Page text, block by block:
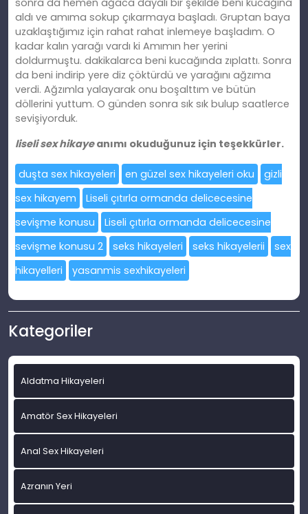
aldı ve amıma sokup çıkarmaya başladı. Gruptan baya
uzaklaştığımız için rahat rahat inlemeye başladım. O
kadar kalın yarağı vardı ki Amımın her yerini
doldurmuştu. dakikalarca beni kucağında zıplattı. Sonra
da beni indirip yere diz çöktürdü ve yarağını ağzıma
verdi. Ağzımla yalayarak onu boşalttım ve bütün
döllerini yuttum. O günden sonra sık sık bulup saatlerce
sevişiyorduk.
liseli sex hikayeanımı okuduğunuz için teşekkürler.
duşta sex hikayeleri en güzel sex hikayeleri oku
gizli
sex hikayem
Liseli çıtırla ormanda delicecesine
sevişme konusu
Liseli çıtırla ormanda delicecesine
sevişme konusu 2
seks hikayeleri seks hikayelerii
sex
hikayelleri
yasanmis sexhikayeleri
Kategoriler
Aldatma Hikayeleri
Amatör Sex Hikayeleri
Anal Sex Hikayeleri
Azranın Yeri